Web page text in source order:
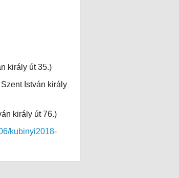
király út 35.)
István király
király út 76.)
kubinyi2018-